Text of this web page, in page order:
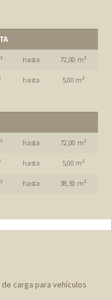
hasta 72,00 m²
hasta 5,00 m²
hasta 72,00 m²
hasta 5,00 m²
hasta 38,50 m²
carga para vehículos